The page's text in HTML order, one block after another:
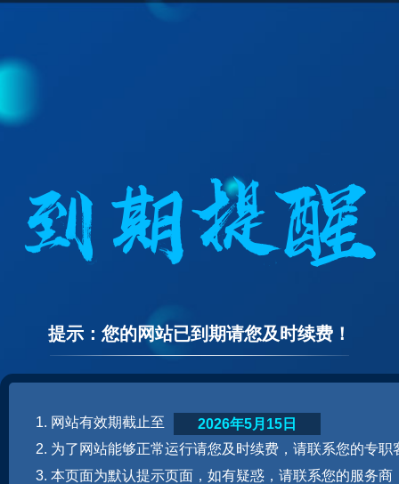
提示：您的网站已到期请您及时续费！
1. 网站有效期截止至
2. 为了网站能够正常运行请您及时续费，请联系您的专职
3. 本页面为默认提示页面，如有疑惑，请联系您的服务商
2026年5月15日